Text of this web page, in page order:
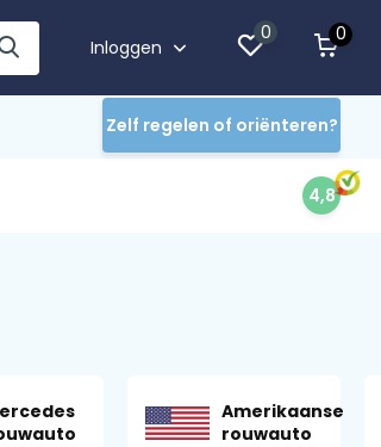
Inloggen
0 0
Zelf regelen of oriënteren?
4,8
Amerikaanse
rouwauto